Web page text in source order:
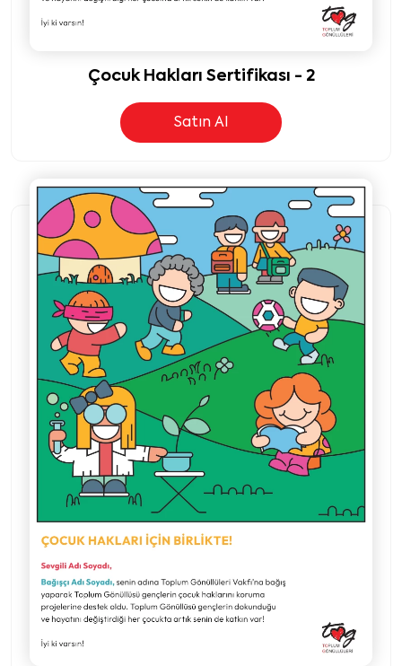
Çocuk Hakları Sertifikası - 2
Satın Al